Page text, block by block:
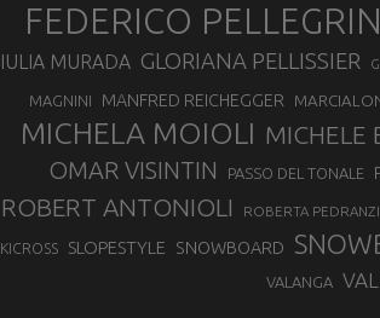
FEDERICO
MURADA GLORIANA PELLISSIER
MAGNINI MANFRED REICHEGGER
MICHELA MOIOLI MICHELE
OMAR VISINTIN PASSO DEL TONALE
ROBERT ANTONIOLI ROBERTA
SLOPESTYLE SNOWBOARD
VALANGA